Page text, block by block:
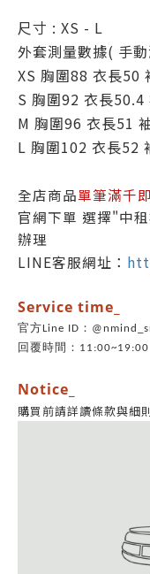
尺寸 : XS - L
外套測量數據( 手
XS 胸圍88 衣長50
S 胸圍92 衣長
M 胸圍96 衣長51
L 胸圍102 衣長52
全店商品單筆滿千
官網下單 選擇"中
辦理
LINE客服網址：
Service time_
官方Line ID：
回覆時間：11:00~19:00
Notice_
購買前請詳讀條款與細